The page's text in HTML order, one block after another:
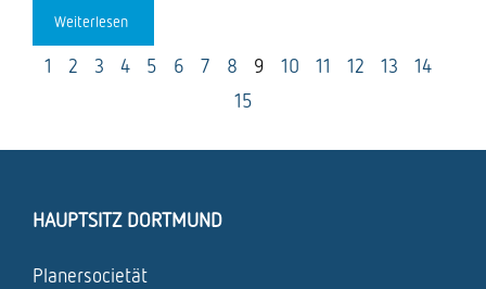
Weiterlesen
1 2 3 4 5 6 7 8 9 10 11 12 13
14
15
HAUPTSITZ DORTMUND
Planersocietät